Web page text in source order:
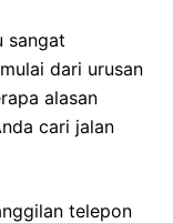
sangat
dari urusan
alasan
cari jalan
telepon